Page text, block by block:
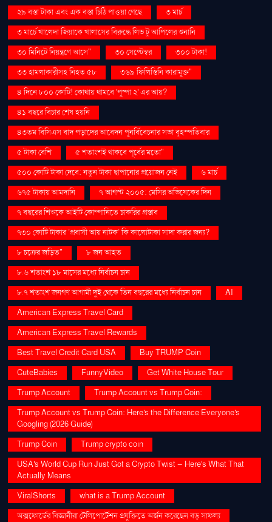
২৯ বস্তা টাকা এবং এক বস্তা চিঠি পাওয়া গেছে
৩ মার্চ
৩ মার্চে খালেদা জিয়াকে খালাসের বিরুদ্ধে লিভ টু আপিলের শুনানি
৩০ মিনিটে নিয়ন্ত্রণে আসে"
৩০ সেপ্টেম্বর
৩০০ টাকা!
৩৩ হামলাকারীসহ নিহত ৫৮
৩৬৯ ফিলিস্তিনি কারামুক্ত"
৪ দিনে ৮০০ কোটি! কোথায় থামবে 'পুষ্পা ২' এর আয়?
৪১ বছরে বিচার শেষ হয়নি
৪৩তম বিসিএস বাদ পড়াদের আবেদন পুনর্বিবেচনার সভা বৃহস্পতিবার
৫ টাকা বেশি
৫ শতাংশই থাকবে পূর্বের মতো"
৫০০ কোটি টাকা দেবে: নতুন টাকা ছাপানোর প্রয়োজন নেই
৬ মার্চ
৬৭৫ টাকায় আমদানি
৭ আগস্ট ২০০৫: মেসির অভিষেকের দিন
৭ বছরের শিশুকে আইটি কোম্পানিতে চাকরির প্রস্তাব
৭৩০ কোটি টাকার ‘প্রবাসী আয় নাটক’ কি কালোটাকা সাদা করার জন্য?
৮ চক্রের জড়িত"
৮ জন আহত
৮.৬ শতাংশ ১৮ মাসের মধ্যে নির্বাচন চান
৮.৭ শতাংশ জনগণ আগামী দুই থেকে তিন বছরের মধ্যে নির্বাচন চান
AI
American Express Travel Card
American Express Travel Rewards
Best Travel Credit Card USA
Buy TRUMP Coin
CuteBabies
FunnyVideo
Get White House Tour
Trump Account
Trump Account vs Trump Coin:
Trump Account vs Trump Coin: Here's the Difference Everyone's
Googling (2026 Guide)
Trump Coin
Trump crypto coin
USA's World Cup Run Just Got a Crypto Twist — Here's What That
Actually Means
ViralShorts
what is a Trump Account
অক্সফোর্ডের বিজ্ঞানীরা টেলিপোর্টেশন প্রযুক্তিতে অর্জন করেছেন বড় সাফল্য